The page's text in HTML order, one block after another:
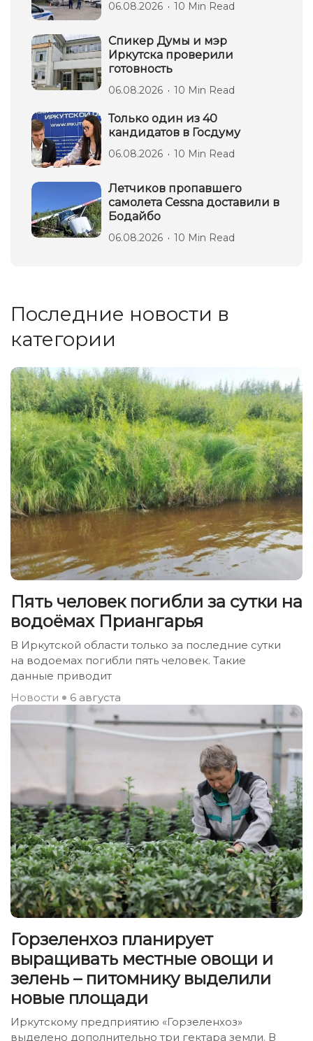
06.08.2026 10 Min Read
Спикер Думы и мэр
Иркутска проверили
готовность
06.08.2026 10 Min Read
Только один из 40
кандидатов в Госдуму
06.08.2026 10 Min Read
Летчиков пропавшего
самолета Cessna доставили в
Бодайбо
06.08.2026 10 Min Read
Последние новости в
категории
Пять человек погибли за сутки на
водоёмах Приангарья
В Иркутской области только за последние сутки
на водоемах погибли пять человек. Такие
данные приводит
Новости
6 августа
Горзеленхоз планирует
выращивать местные овощи и
зелень – питомнику выделили
новые площади
Иркутскому предприятию «Горзеленхоз»
выделено дополнительно три гектара земли. В